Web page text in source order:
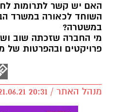
האם יש קשר לתרומות
השוחד לכאורה במשרד
במשטרה?
מי החברה שזכתה שוב
פרויקטים ובהפרטות של
מנהל האתר / 20:31 21.06.21